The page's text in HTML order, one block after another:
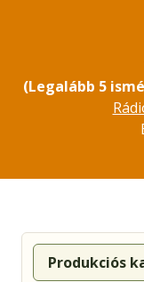
(Legalább 5
Produkciós